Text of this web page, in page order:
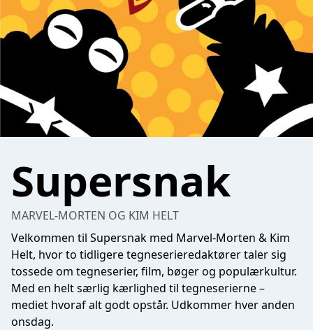
Supersnak
MARVEL-MORTEN OG KIM HELT
Velkommen til Supersnak med Marvel-Morten & Kim
Helt, hvor to tidligere tegneserieredaktører taler sig
tossede om tegneserier, film, bøger og populærkultur.
Med en helt særlig kærlighed til tegneserierne –
mediet hvoraf alt godt opstår. Udkommer hver anden
onsdag.